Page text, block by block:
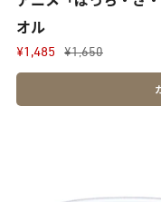
オル
¥1,485 ¥1,650